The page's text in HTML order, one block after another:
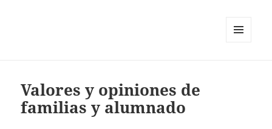
Valores y opiniones de
familias y alumnado